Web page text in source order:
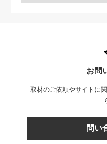
お問
取材のご依頼やサイトに
問い